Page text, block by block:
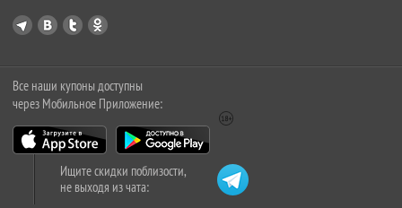
Все наши купоны доступны
через Мобильное Приложение:
Ищите скидки поблизости,
не выходя из чата: